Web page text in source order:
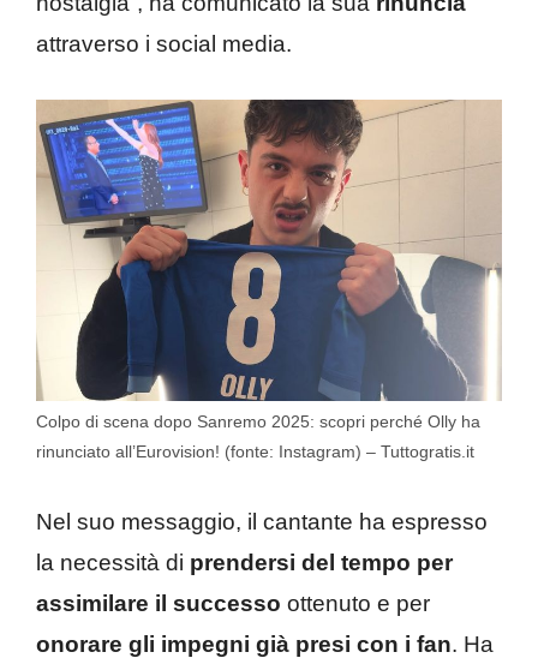
attraverso i social media.
Colpo di scena dopo Sanremo 2025: scopri perché Olly ha
rinunciato all’Eurovision! (fonte: Instagram) – Tuttogratis.it
Nel suo messaggio, il cantante ha espresso
la necessità di prendersi del tempo per
assimilare il successo ottenuto e per
onorare gli impegni già presi con i fan. Ha